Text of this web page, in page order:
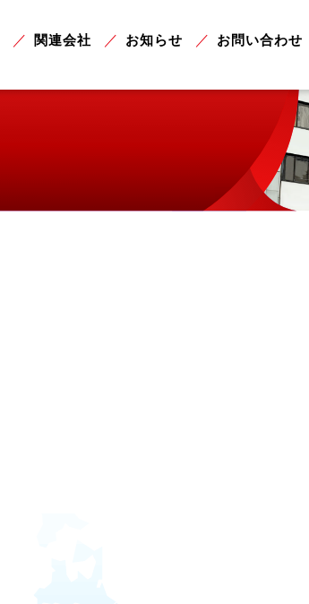
関連会社 お知らせ お問い合わせ